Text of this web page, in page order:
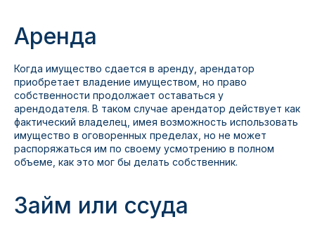
Аренда
Когда имущество сдается в аренду, арендатор
приобретает владение имуществом, но право
собственности продолжает оставаться у
арендодателя. В таком случае арендатор действует как
фактический владелец, имея возможность использовать
имущество в оговоренных пределах, но не может
распоряжаться им по своему усмотрению в полном
объеме, как это мог бы делать собственник.
Займ или ссуда